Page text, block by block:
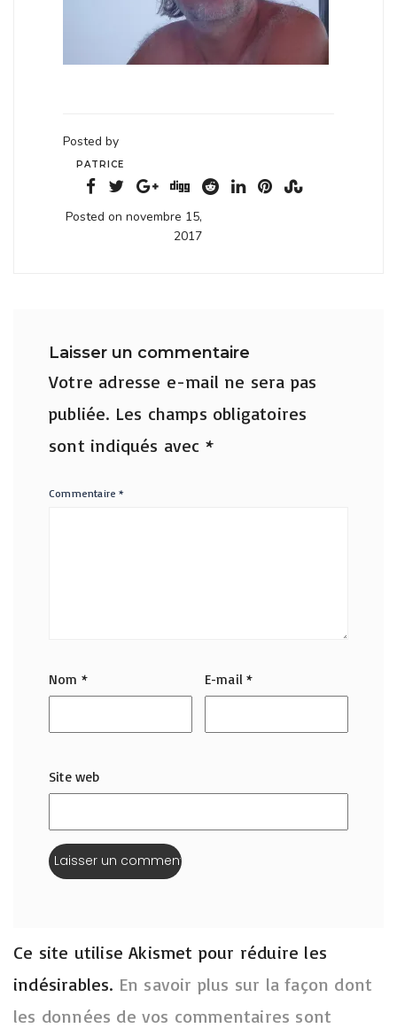
Posted by
PATRICE
Posted on novembre 15,
2017
Laisser un commentaire
Votre adresse e-mail ne sera pas
publiée. Les champs obligatoires
sont indiqués avec *
Commentaire*
Nom * E-mail*
Site web
Ce site utilise Akismet pour réduire les
indésirables. En savoir plus sur la façon dont
les données de vos commentaires sont